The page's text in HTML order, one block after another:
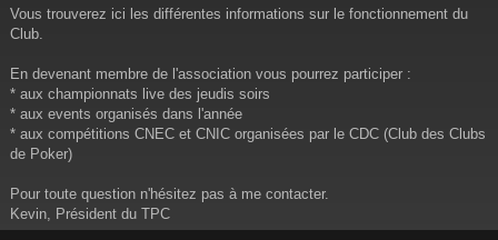
Vous trouverez ici les différentes informations sur le fonctionnement du
Club.
En devenant membre de l'association vous pourrez participer :
* aux championnats live des jeudis soirs
* aux events organisés dans l'année
* aux compétitions CNEC et CNIC organisées par le CDC (Club des Clubs
de Poker)
Pour toute question n'hésitez pas à me contacter.
Kevin, Président du TPC